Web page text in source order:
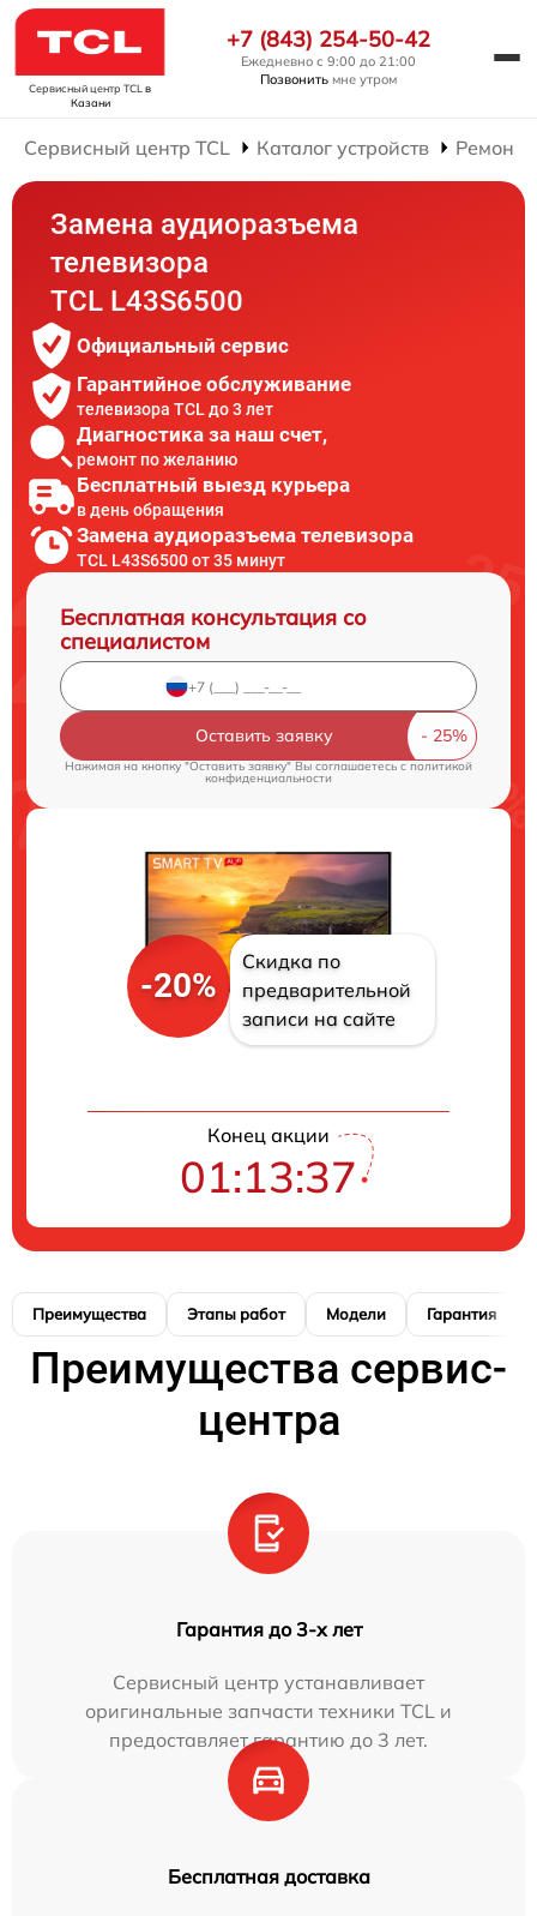
Сервисный центр TCL в
Казани
+7 (843) 254-50-42
Ежедневно с 9:00 до 21:00
Позвонить мне утром
Сервисный центр TCL Каталог устройств Ремонт
Замена аудиоразъема
телевизора
TCL L43S6500
Официальный сервис
Гарантийное обслуживание
телевизора TCL до 3 лет
Диагностика за наш счет,
ремонт по желанию
Бесплатный выезд курьера
в день обращения
Замена аудиоразъема телевизора
TCL L43S6500 от 35 минут
Бесплатная консультация со
специалистом
Оставить заявку
Нажимая на кнопку "Оставить заявку" Вы соглашаетесь cполитикой
конфиденциальности
-20%
Скидка по
предварительной
записи на сайте
Конец акции
01:13:36
Преимущества Этапы работ Модели Гарантия
Преимущества сервис-
центра
Гарантия до 3-х лет
Сервисный центр устанавливает
оригинальные запчасти техники TCL и
предоставляет гарантию до 3 лет.
Бесплатная доставка